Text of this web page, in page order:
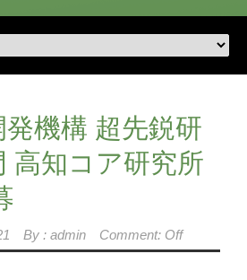
機構 超先鋭研
高知コア研究所
By : admin Comment: Off